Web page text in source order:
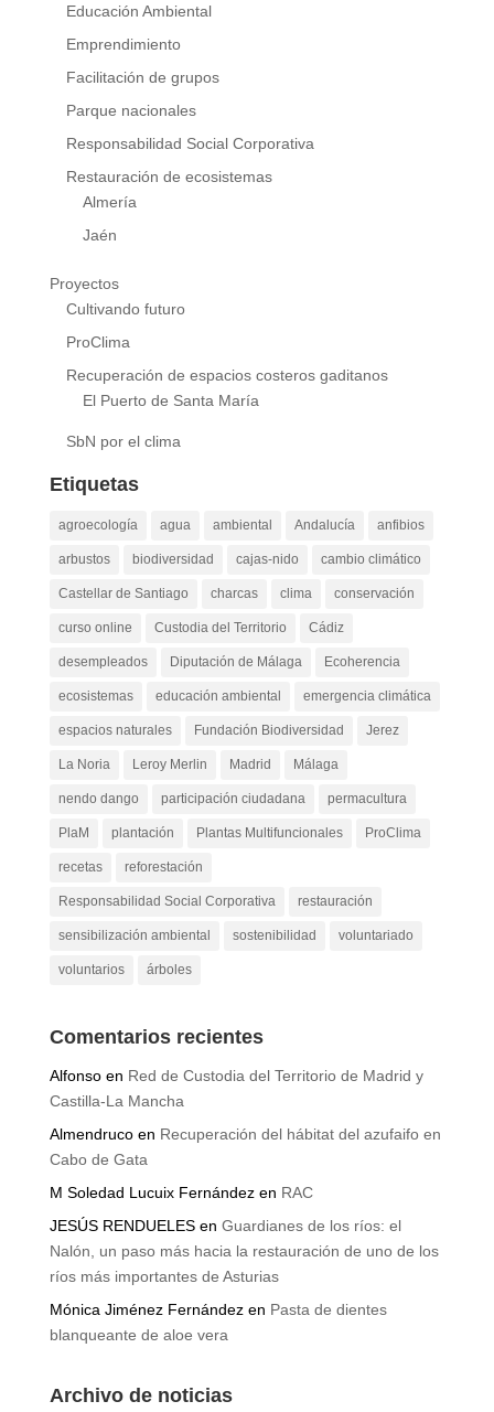
Educación Ambiental
Emprendimiento
Facilitación de grupos
Parque nacionales
Responsabilidad Social Corporativa
Restauración de ecosistemas
Almería
Jaén
Proyectos
Cultivando futuro
ProClima
Recuperación de espacios costeros gaditanos
El Puerto de Santa María
SbN por el clima
Etiquetas
agroecología agua ambiental Andalucía anfibios
arbustos biodiversidad cajas-nido cambio climático
Castellar de Santiago charcas clima conservación
curso online Custodia del Territorio Cádiz
desempleados Diputación de Málaga Ecoherencia
ecosistemas educación ambiental emergencia climática
espacios naturales Fundación Biodiversidad Jerez
La Noria Leroy Merlin Madrid Málaga
nendo dango participación ciudadana permacultura
PlaM plantación Plantas Multifuncionales ProClima
recetas reforestación
Responsabilidad Social Corporativa restauración
sensibilización ambiental sostenibilidad voluntariado
voluntarios árboles
Comentarios recientes
Alfonsoen Red de Custodia del Territorio de Madrid y
Castilla-La Mancha
Almendrucoen Recuperación del hábitat del azufaifo en
Cabo de Gata
M Soledad Lucuix Fernándezen RAC
JESÚS RENDUELESen Guardianes de los ríos: el
Nalón, un paso más hacia la restauración de uno de los
ríos más importantes de Asturias
Mónica Jiménez Fernándezen Pasta de dientes
blanqueante de aloe vera
Archivo de noticias